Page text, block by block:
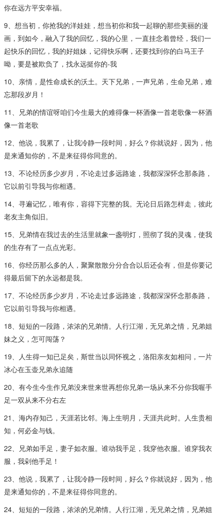
你在远方平安幸福。
9、想当初，你抢我的洋娃娃，想当初你和我一起聊的那些美丽的漫
画，到如今，融入了我的回忆，我的心里，一直挂念着曾经，我们一
起快乐的回忆，我的好姐妹，记得快乐啊，还要找到你的白马王子
呦，要是被欺负了，找永远挺你的-我
10、亲情，是性命成长的沃土。天下兄弟，一声兄弟，生命兄弟，难
忘那段岁月！
11、兄弟的情谊呀咱们今生最大的难得像一杯酒像一首老歌像一杯酒
像一首老歌
12、他说，我累了，让我冷静一段时间，好么？你就说好，因为，他
是来通知你的，不是来征得你同意的。
13、不论经历多少岁月，不论走过多远路途，我都深深怀念那条路，
它以前引导我与你相遇。
14、寻遍记忆，唯有你，容得下完整的我。无论日后路怎样走，彼此
老友主角似旧。
15、兄弟情在我过去的生活里就象一盏明灯，照彻了我的灵魂，使我
的生存有了一点点光彩。
16、你经历那么多的人，聚聚散散分分合合以后还会有，但是你要记
得最后留下的永远都是我。
17、不论经历多少岁月，不论走过多远路途，我都深深怀念那条路，
它以前引导我与你相遇。
18、短短的一段路，浓浓的兄弟情。人行江湖，无兄弟之情，兄弟姐
妹之义，怎可闯荡？
19、人生得一知已足矣，斯世当以同怀视之，洛阳亲友如相问，一片
冰心在玉壶兄弟永追随
20、有今生今生作兄弟没来世来世再想你兄弟一场从来不分你我喔手
足一双从来不分右左
21、海内存知己，天涯若比邻。海上生明月，天涯共此时。人生贵相
知，何必金与钱。
22、兄弟如手足，妻子如衣服。谁动我手足，我穿他衣服。谁穿我衣
服，我剁他手足！
23、他说，我累了，让我冷静一段时间，好么？你就说好，因为，他
是来通知你的，不是来征得你同意的。
24、短短的一段路，浓浓的兄弟情。人行江湖，无兄弟之情，兄弟姐